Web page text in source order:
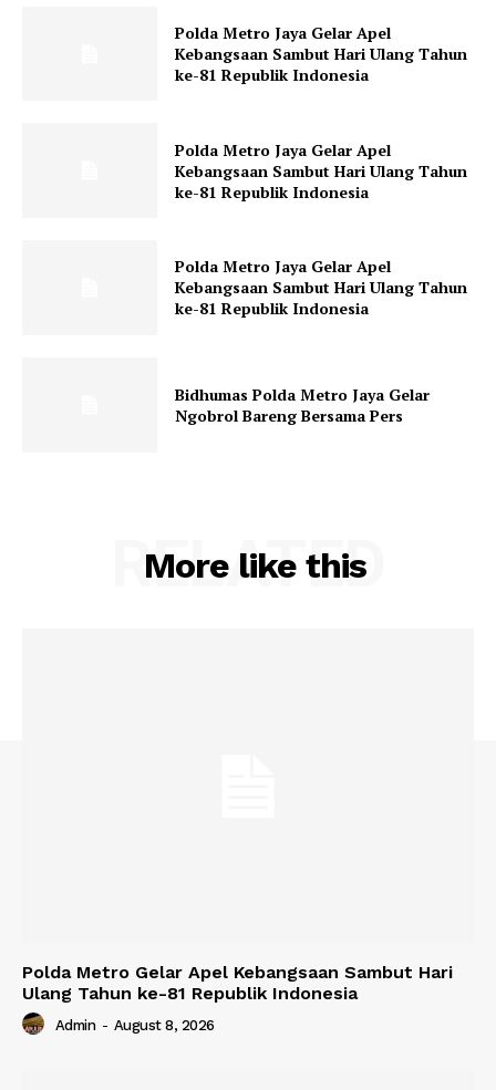
Polda Metro Jaya Gelar Apel
Kebangsaan Sambut Hari Ulang Tahun
ke-81 Republik Indonesia
Polda Metro Jaya Gelar Apel
Kebangsaan Sambut Hari Ulang Tahun
ke-81 Republik Indonesia
Polda Metro Jaya Gelar Apel
Kebangsaan Sambut Hari Ulang Tahun
ke-81 Republik Indonesia
Bidhumas Polda Metro Jaya Gelar
Ngobrol Bareng Bersama Pers
More like this
RELATED
Polda Metro Gelar Apel Kebangsaan Sambut Hari
Ulang Tahun ke-81 Republik Indonesia
Admin - August 8, 2026